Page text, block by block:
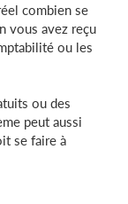
combien se
vous avez reçu
ou les
ou des
peut aussi
se faire à